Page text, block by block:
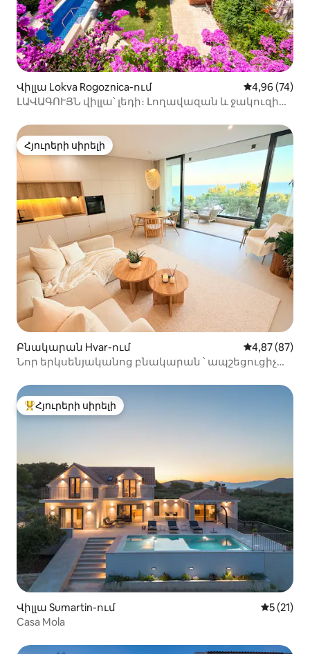
Վիլլա Lokva Rogoznica-ում Միջին
4,96 (74)
ԼԱՎԱԳՈՒՅՆ վիլլա՝ լեդի։ Լողավազան և ջակուզի
Հյուրերի սիրելի
Հյուրերի սիրելի
Բնակարան Hvar-ում Միջին
4,87 (87)
Նոր երկսենյականոց բնակարան ՝ ապշեցուցիչ
Հյուրերի սիրելի լավագույն տները
Հյուրերի սիրելի
Վիլլա Sumartin-ում Միջին
5 (21)
Casa Mola